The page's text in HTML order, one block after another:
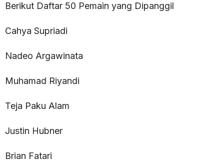
Berikut Daftar 50 Pemain yang Dipanggil
Cahya Supriadi
Nadeo Argawinata
Muhamad Riyandi
Teja Paku Alam
Justin Hubner
Brian Fatari